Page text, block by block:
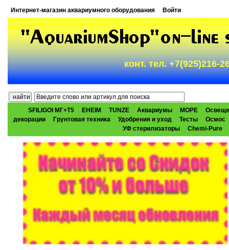
Интернет-магазин аквариумного оборудования Войти
конт. тел. +7(925)216-
SFILIGOI МГ+Т5 EHEIM TUNZE Аквариумы МОРЕ
декорации
Грунтовая техника Удобрения и уход Тесты
Осмос
УФ стерилизаторы
Chemi-Pure